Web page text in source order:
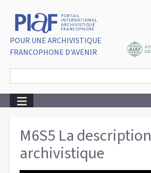
POUR UNE ARCHIVISTIQUE
FRANCOPHONE D'AVENIR
M6S5 La description
archivistique